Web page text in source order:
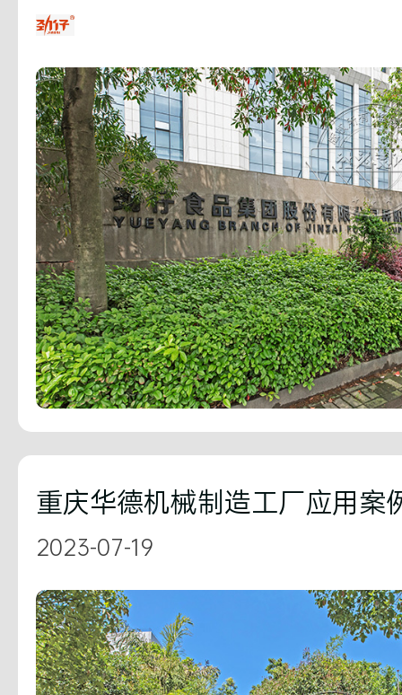
重庆华德机械制造工厂应用案
2023-07-19